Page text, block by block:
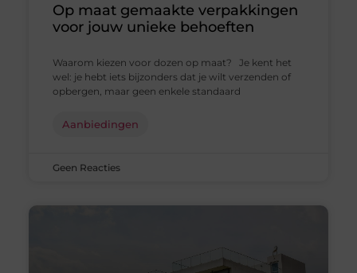
Op maat gemaakte verpakkingen
voor jouw unieke behoeften
Waarom kiezen voor dozen op maat? Je kent het
wel: je hebt iets bijzonders dat je wilt verzenden of
opbergen, maar geen enkele standaard
Aanbiedingen
Geen Reacties